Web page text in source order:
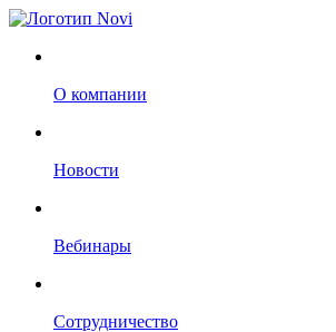
О компании
Новости
Вебинары
Сотрудничество